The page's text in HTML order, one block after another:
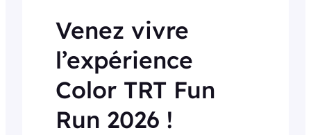
Venez vivre
l’expérience
Color TRT Fun
Run 2026 !